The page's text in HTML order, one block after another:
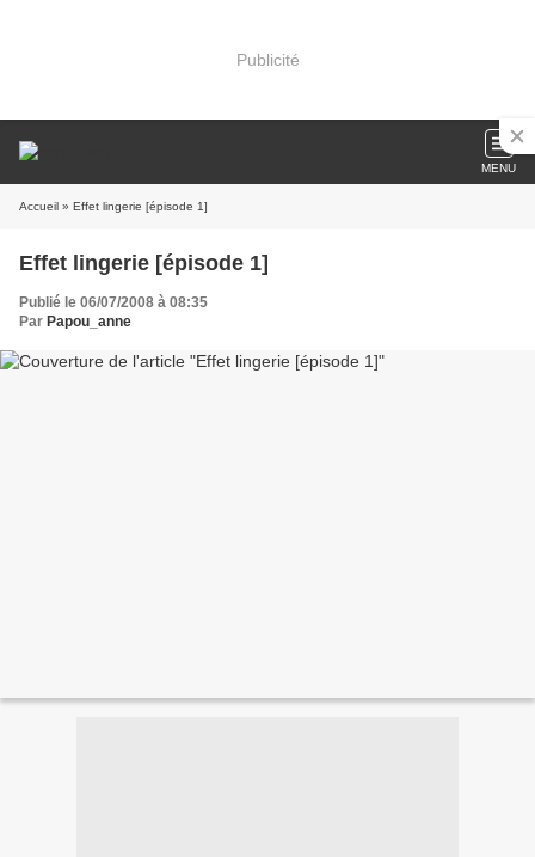
Publicité
MENU
Accueil » Effet lingerie [épisode 1]
Effet lingerie [épisode 1]
Publié le 06/07/2008 à 08:35
Par Papou_anne